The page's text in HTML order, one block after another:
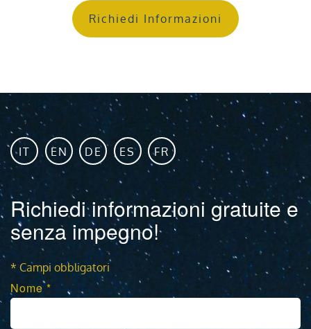
Richiedi Informazioni
IT EN DE ES FR
Richiedi informazioni gratuite e
senza impegno!
* Campi obbligatori
Nome *